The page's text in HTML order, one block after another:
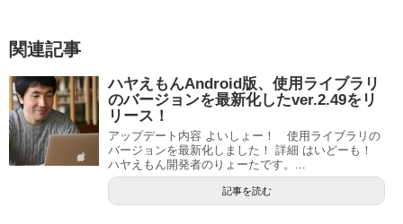
関連記事
ハヤえもんAndroid版、使用ライブラリ
のバージョンを最新化したver.2.49をリ
リース！
アップデート内容 よいしょー！ 使用ライブラリの
バージョンを最新化しました！ 詳細 はいどーも！
ハヤえもん開発者のりょーたです。...
記事を読む